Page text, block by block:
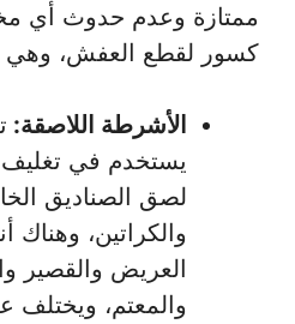
ممتازة وعدم حدوث أي
كسور لقطع العفش، وهي
الأشرطة اللاصقة:
يستخدم في
لصق الصناديق
والكراتين، وهناك
العريض والقصير
والمعتم، ويختلف